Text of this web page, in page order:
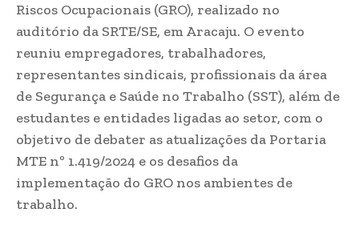
Riscos Ocupacionais (GRO), realizado no
auditório da SRTE/SE, em Aracaju. O evento
reuniu empregadores, trabalhadores,
representantes sindicais, profissionais da área
de Segurança e Saúde no Trabalho (SST), além de
estudantes e entidades ligadas ao setor, com o
objetivo de debater as atualizações da Portaria
MTE nº 1.419/2024 e os desafios da
implementação do GRO nos ambientes de
trabalho.